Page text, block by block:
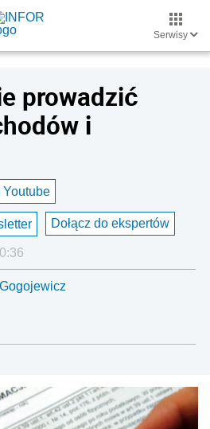
Serwisy
prowadzić
i
Youtube
Dołącz do ekspertów